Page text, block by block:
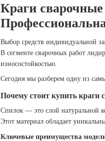
Краги
Выбор средств индивидуальной
В сегменте сварочных работ
износостойкостью.
Сегодня мы разберем одну из
Почему стоит купить краги
Спилок — это слой натуральной
Этот материал обладает
Ключевые преимущества